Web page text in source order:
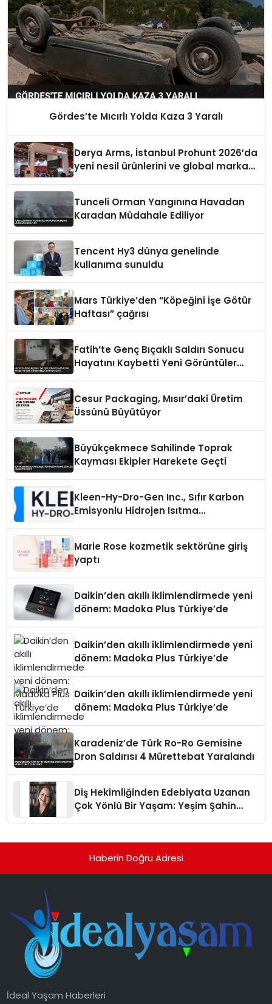
Gördes’te Mıcırlı Yolda Kaza 3 Yaralı
Derya Arms, İstanbul Prohunt 2026’da
yeni nesil ürünlerini ve global marka
Tunceli Orman Yangınına Havadan
Karadan Müdahale Ediliyor
Tencent Hy3 dünya genelinde
kullanıma sunuldu
Mars Türkiye’den “Köpeğini İşe Götür
Haftası” çağrısı
Fatih’te Genç Bıçaklı Saldırı Sonucu
Hayatını Kaybetti Yeni Görüntüler
Cesur Packaging, Mısır’daki Üretim
Üssünü Büyütüyor
Büyükçekmece Sahilinde Toprak
Kayması Ekipler Harekete Geçti
Kleen-Hy-Dro-Gen Inc., Sıfır Karbon
Emisyonlu Hidrojen Isıtma
Marie Rose kozmetik sektörüne giriş
yaptı
Daikin’den akıllı iklimlendirmede yeni
dönem: Madoka Plus Türkiye’de
Daikin’den akıllı iklimlendirmede yeni
dönem: Madoka Plus Türkiye’de
Daikin’den akıllı iklimlendirmede yeni
dönem: Madoka Plus Türkiye’de
Karadeniz’de Türk Ro-Ro Gemisine
Dron Saldırısı 4 Mürettebat Yaralandı
Diş Hekimliğinden Edebiyata Uzanan
Çok Yönlü Bir Yaşam: Yeşim Şahin
Haberin Doğru Adresi
İdeal Yaşam Haberleri